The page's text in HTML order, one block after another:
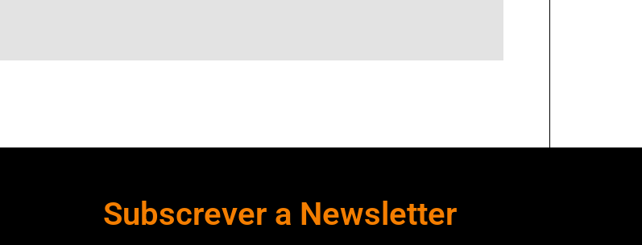
Subscrever a Newsletter